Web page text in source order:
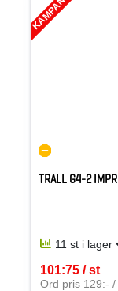
KAMPANJ
TRALL G4-2
11 st i lager
101:75 / st
SEK per ST
Ord pris 129:- /